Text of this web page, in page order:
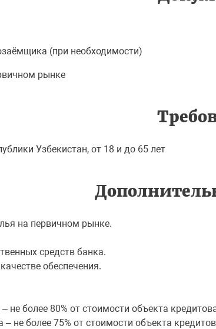
(при необходимости)
рынке
Узбекистан, от 18 и до 65 лет
на первичном рынке.
средств банка.
обеспечения.
более 80% от стоимости объекта
не более 75% от стоимости объекта